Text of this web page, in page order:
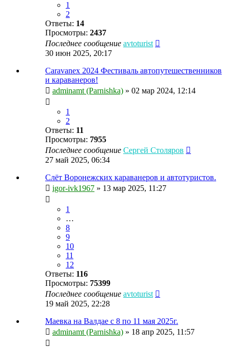
1
2
Ответы: 14
Просмотры: 2437
Последнее сообщение avtoturist
30 июн 2025, 20:17
Caravanex 2024 Фестиваль автопутешественников
и караванеров!
adminamt (Parnishka) » 02 мар 2024, 12:14
1
2
Ответы: 11
Просмотры: 7955
Последнее сообщение Сергей Столяров
27 май 2025, 06:34
Слёт Воронежских караванеров и автотуристов.
igor-ivk1967 » 13 мар 2025, 11:27
1
…
8
9
10
11
12
Ответы: 116
Просмотры: 75399
Последнее сообщение avtoturist
19 май 2025, 22:28
Маевка на Валдае с 8 по 11 мая 2025г.
adminamt (Parnishka) » 18 апр 2025, 11:57